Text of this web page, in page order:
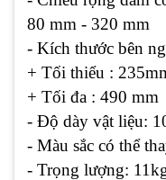
80 mm - 320 mm
- Kích thước bên
+ Tối thiểu :
+ Tối đa : 490 mm
- Độ dày vật liệu:
- Màu sắc có thể
- Trọng lượng: